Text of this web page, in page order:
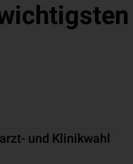
und Klinikwahl